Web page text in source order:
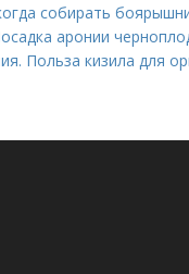
собирать
аронии
Польза кизила для